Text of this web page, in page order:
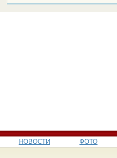
НОВОСТИ ФОТО